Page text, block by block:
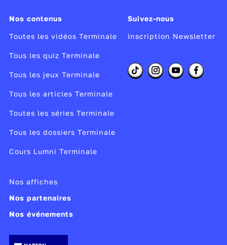
Nos contenus
Toutes les vidéos Terminale
Tous les quiz Terminale
Tous les jeux Terminale
Tous les articles Terminale
Toutes les séries Terminale
Tous les dossiers Terminale
Cours Lumni Terminale
Suivez-nous
Inscription Newsletter
Nos affiches
Nos partenaires
Nos événements